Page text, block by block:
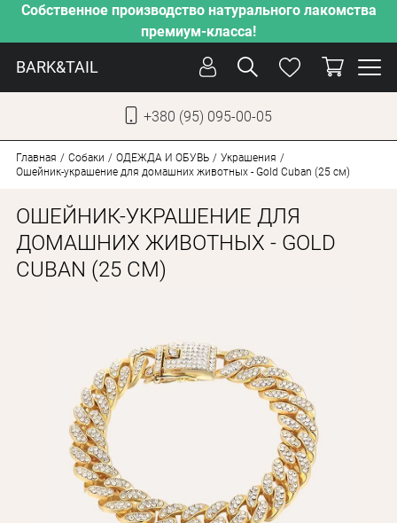
Собственное производство натурального лакомства
премиум-класса!
BARK&TAIL
+380 (95) 095-00-05
УХОД
ЗАБОТА
ОТ ЖАРЫ
АКЦИИ
ДЛЯ КОТОВ
Оптовым клиентам
Главная Собаки ОДЕЖДА И ОБУВЬ
Украшения
Ошейник-украшение для домашних животных - Gold Cuban (25 см)
ОШЕЙНИК-УКРАШЕНИЕ ДЛЯ
ДОМАШНИХ ЖИВОТНЫХ - GOLD
CUBAN (25 СМ)